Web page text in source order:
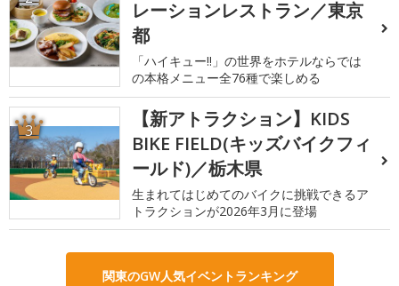
レーションレストラン／東京
都
「ハイキュー!!」の世界をホテルならでは
の本格メニュー全76種で楽しめる
3
【新アトラクション】KIDS
BIKE FIELD(キッズバイクフィ
ールド)／栃木県
生まれてはじめてのバイクに挑戦できるア
トラクションが2026年3月に登場
関東のGW人気イベントランキング